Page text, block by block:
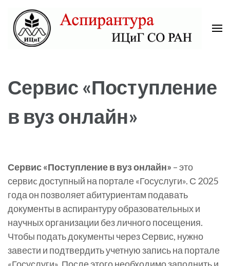
content
(Press
Сервис «Поступление
в вуз онлайн»
Сервис «Поступление в вуз онлайн» – это
сервиc доступный на портале «Госуслуги». С 2025
года он позволяет абитуриентам подавать
документы в аспирантуру образовательных и
научных организации без личного посещения.
Чтобы подать документы через Сервис, нужно
завести и подтвердить учетную запись на портале